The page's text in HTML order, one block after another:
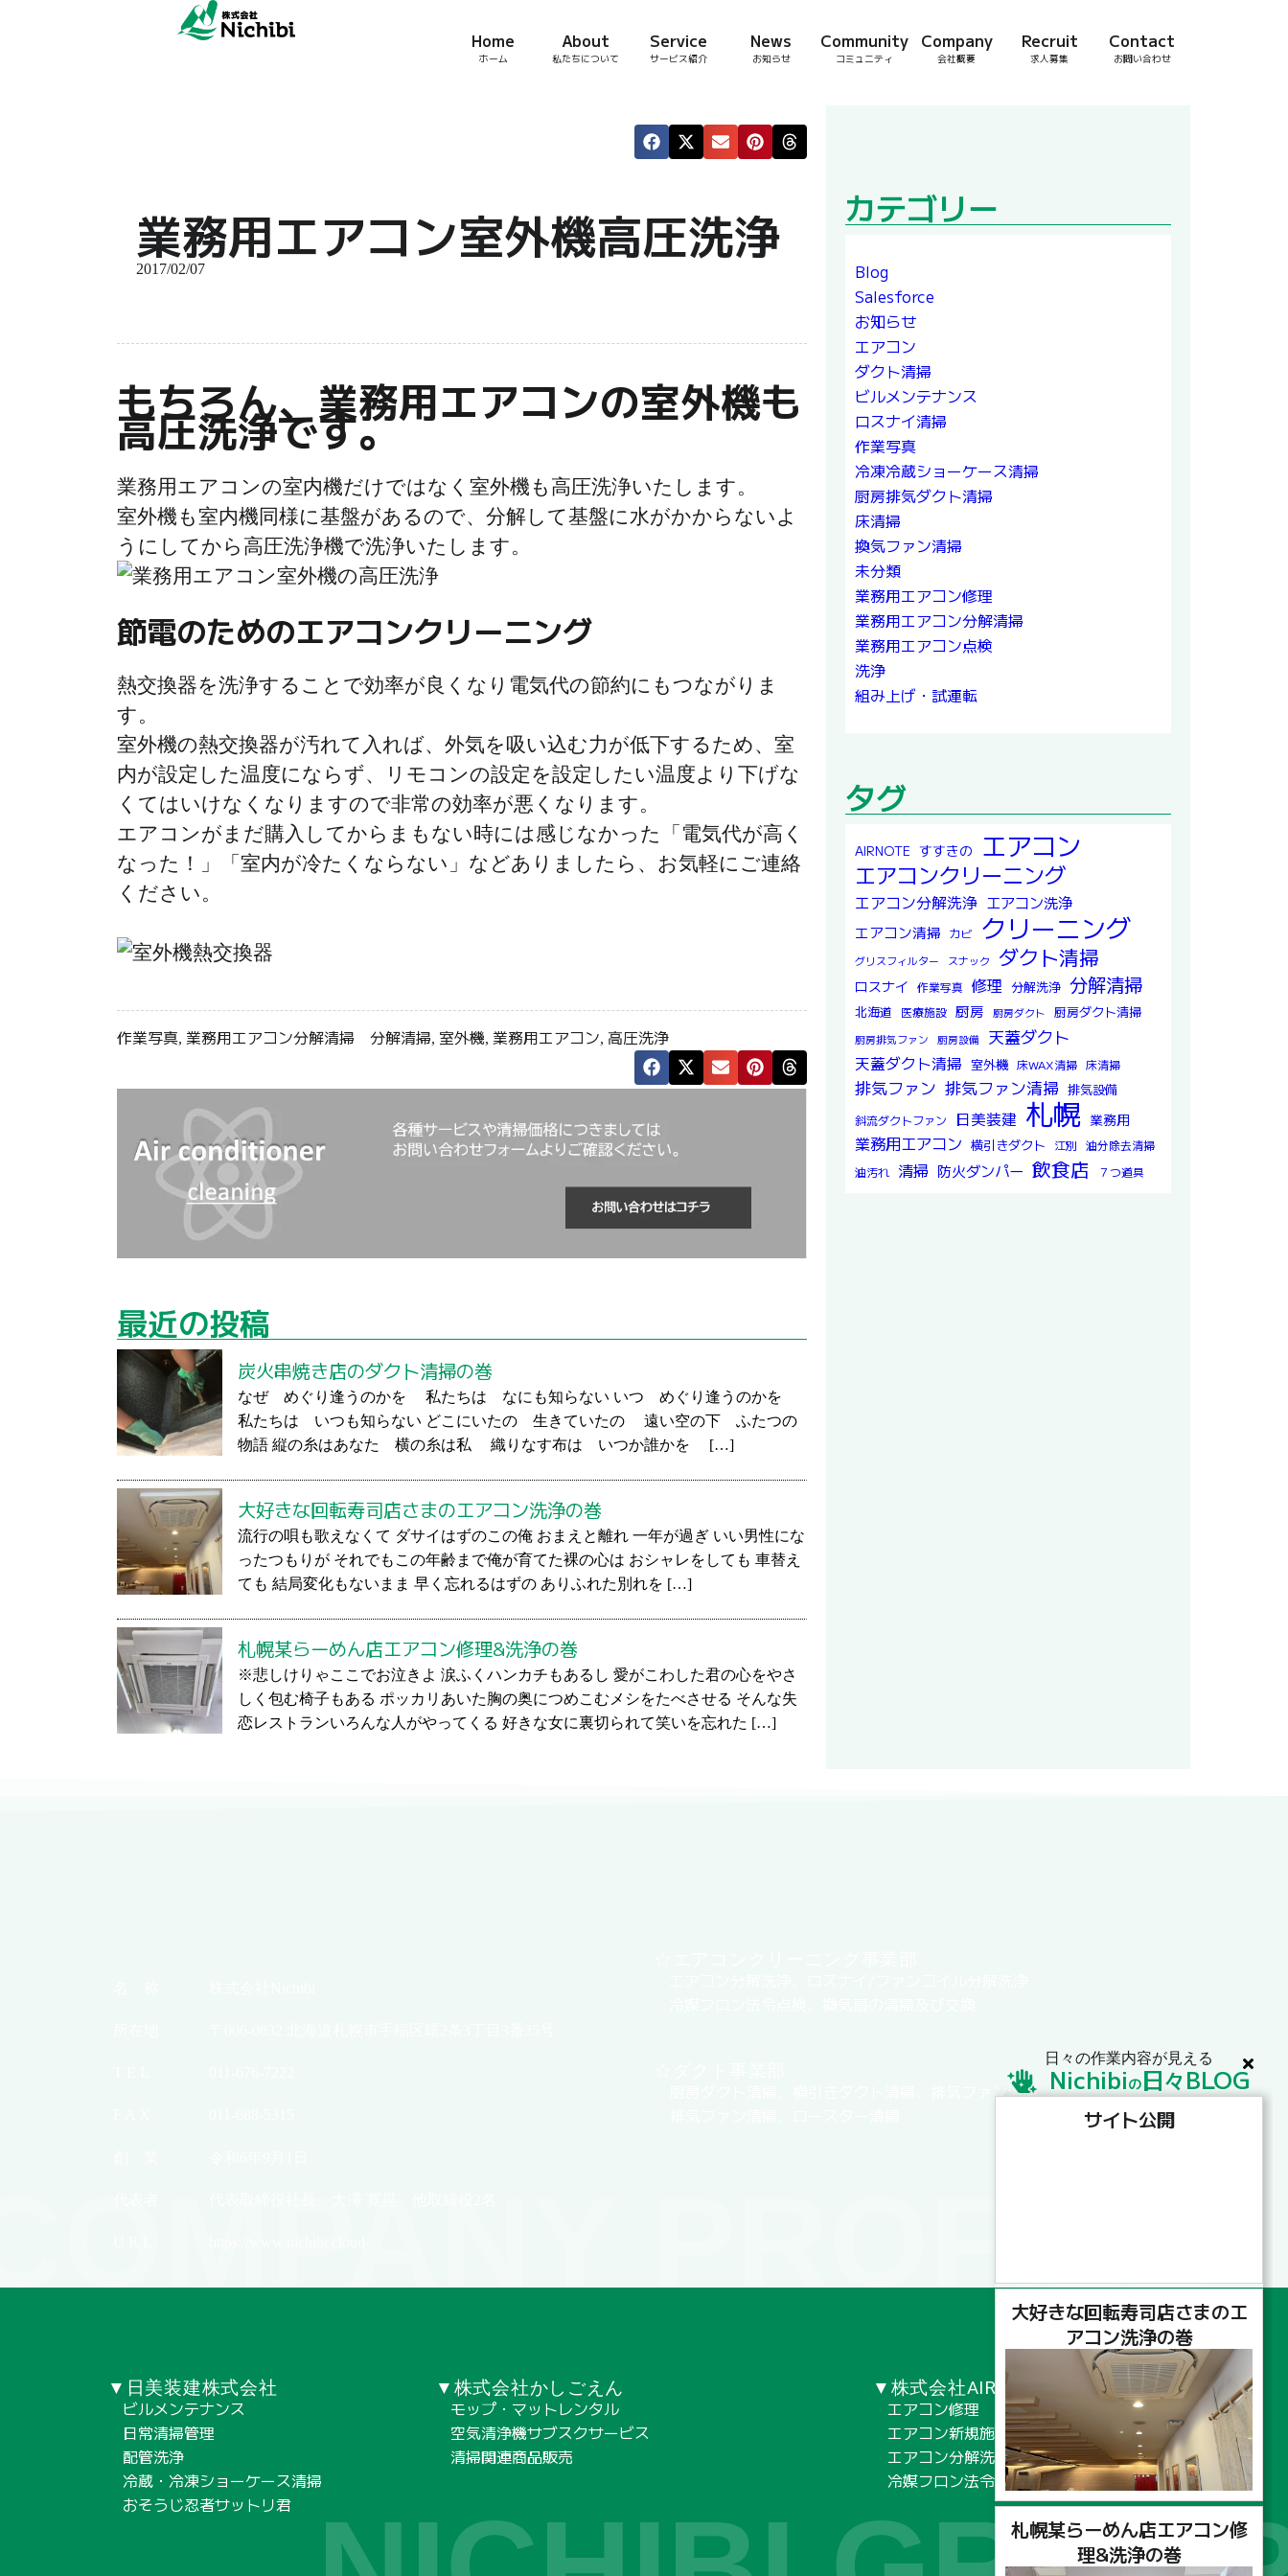
Home
ホーム
About
私たちについて
Service
サービス紹介
News
お知らせ
Community
コミュニティ
Company
会社概要
Recruit
求人募集
Contact
お問い合わせ
業務用エアコン室外機高圧洗浄
2017/02/07
もちろん、業務用エアコンの室外機も
高圧洗浄です。
業務用エアコンの室内機だけではなく室外機も高圧洗浄いたします。
室外機も室内機同様に基盤があるので、分解して基盤に水がかからないよ
うにしてから高圧洗浄機で洗浄いたします。
節電のためのエアコンクリーニング
熱交換器を洗浄することで効率が良くなり電気代の節約にもつながりま
す。
室外機の熱交換器が汚れて入れば、外気を吸い込む力が低下するため、室
内が設定した温度にならず、リモコンの設定を設定したい温度より下げな
くてはいけなくなりますので非常の効率が悪くなります。
エアコンがまだ購入してからまもない時には感じなかった「電気代が高く
なった！」「室内が冷たくならない」などありましたら、お気軽にご連絡
ください。
作業写真, 業務用エアコン分解清掃 分解清掃, 室外機, 業務用エアコン, 高圧洗浄
最近の投稿
炭火串焼き店のダクト清掃の巻
なぜ めぐり逢うのかを 私たちは なにも知らない いつ めぐり逢うのかを
私たちは いつも知らない どこにいたの 生きていたの 遠い空の下 ふたつの
物語 縦の糸はあなた 横の糸は私 織りなす布は いつか誰かを […]
大好きな回転寿司店さまのエアコン洗浄の巻
流行の唄も歌えなくて ダサイはずのこの俺 おまえと離れ 一年が過ぎ いい男性にな
ったつもりが それでもこの年齢まで俺が育てた裸の心は おシャレをしても 車替え
ても 結局変化もないまま 早く忘れるはずの ありふれた別れを […]
札幌某らーめん店エアコン修理&洗浄の巻
※悲しけりゃここでお泣きよ 涙ふくハンカチもあるし 愛がこわした君の心をやさ
しく包む椅子もある ポッカリあいた胸の奥につめこむメシをたべさせる そんな失
恋レストランいろんな人がやってくる 好きな女に裏切られて笑いを忘れた […]
カテゴリー
Blog
Salesforce
お知らせ
エアコン
ダクト清掃
ビルメンテナンス
ロスナイ清掃
作業写真
冷凍冷蔵ショーケース清掃
厨房排気ダクト清掃
床清掃
換気ファン清掃
未分類
業務用エアコン修理
業務用エアコン分解清掃
業務用エアコン点検
洗浄
組み上げ・試運転
タグ
AIRNOTE すすきの エアコン
エアコンクリーニング
エアコン分解洗浄 エアコン洗浄
エアコン清掃 カビ クリーニング
グリスフィルター スナック ダクト清掃
ロスナイ 作業写真 修理 分解洗浄 分解清掃
北海道 医療施設 厨房 厨房ダクト 厨房ダクト清掃
厨房排気ファン 厨房設備 天蓋ダクト
天蓋ダクト清掃 室外機 床WAX清掃 床清掃
排気ファン 排気ファン清掃 排気設備
斜流ダクトファン 日美装建 札幌 業務用
業務用エアコン 横引きダクト 江別 油分除去清掃
油汚れ 清掃 防火ダンパー 飲食店 ７つ道具
厨房ダクト清掃、横引きダクト清掃、排気ファン清掃
PROFILE
▼日美装建株式会社
ビルメンテナンス
日常清掃管理
配管洗浄
冷蔵・冷凍ショーケース清掃
おそうじ忍者サットリ君
▼株式会社かしごえん
モップ・マットレンタル
空気清浄機サブスクサービス
清掃関連商品販売
▼株式会社AIRNOTE
エアコン修理
エアコン新規施工工事
エアコン分解洗浄
冷媒フロン法令点検
日々の作業内容が見える
Nichibiの日々BLOG
サイト公開
大好きな回転寿司店さまのエ
アコン洗浄の巻
札幌某らーめん店エアコン修
理&洗浄の巻